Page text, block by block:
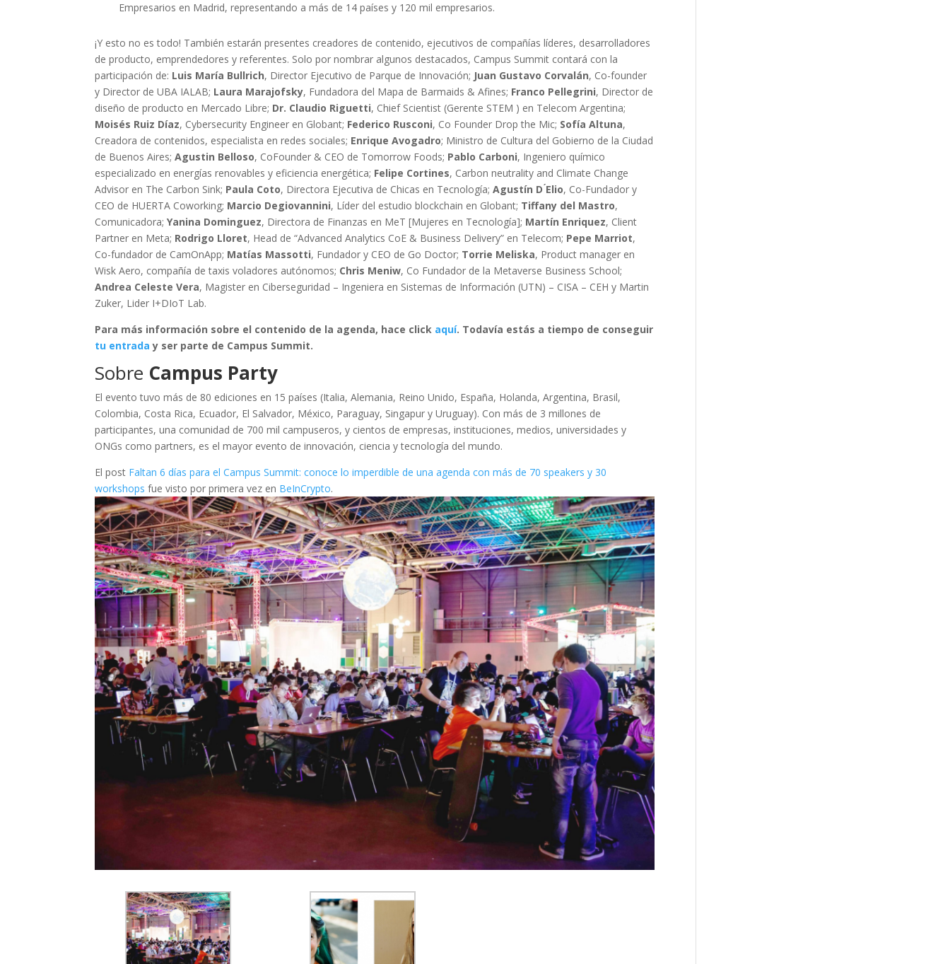
Empresarios en Madrid, representando a más de 14 países y 120 mil empresarios.
¡Y esto no es todo! También estarán presentes creadores de contenido, ejecutivos de compañías líderes, desarrolladores
de producto, emprendedores y referentes. Solo por nombrar algunos destacados, Campus Summit contará con la
participación de: Luis María Bullrich, Director Ejecutivo de Parque de Innovación; Juan Gustavo Corvalán, Co-founder
y Director de UBA IALAB; Laura Marajofsky, Fundadora del Mapa de Barmaids & Afines; Franco Pellegrini, Director de
diseño de producto en Mercado Libre; Dr. Claudio Riguetti, Chief Scientist (Gerente STEM ) en Telecom Argentina;
Moisés Ruiz Díaz, Cybersecurity Engineer en Globant; Federico Rusconi, Co Founder Drop the Mic; Sofía Altuna,
Creadora de contenidos, especialista en redes sociales; Enrique Avogadro; Ministro de Cultura del Gobierno de la Ciudad
de Buenos Aires;Agustin Belloso, CoFounder & CEO de Tomorrow Foods; Pablo Carboni, Ingeniero químico
especializado en energías renovables y eficiencia energética; Felipe Cortines, Carbon neutrality and Climate Change
Advisor en The Carbon Sink; Paula Coto, Directora Ejecutiva de Chicas en Tecnología;Agustín D ́Elio, Co-Fundador y
CEO de HUERTA Coworking; Marcio Degiovannini, Líder del estudio blockchain en Globant; Tiffany del Mastro,
Comunicadora;Yanina Dominguez, Directora de Finanzas en MeT [Mujeres en Tecnología]; Martín Enriquez, Client
Partner en Meta; Rodrigo Lloret, Head de “Advanced Analytics CoE & Business Delivery” en Telecom; Pepe Marriot,
Co-fundador de CamOnApp; Matías Massotti, Fundador y CEO de Go Doctor; Torrie Meliska, Product manager en
Wisk Aero, compañía de taxis voladores autónomos; Chris Meniw, Co Fundador de la Metaverse Business School;
Andrea Celeste Vera, Magister en Ciberseguridad – Ingeniera en Sistemas de Información (UTN) – CISA – CEH y Martin
Zuker, Lider I+DIoT Lab.
Para más información sobre el contenido de la agenda, hace click aquí. Todavía estás a tiempo de conseguir
tu entrada y ser parte de Campus Summit.
Sobre Campus Party
El evento tuvo más de 80 ediciones en 15 países (Italia, Alemania, Reino Unido, España, Holanda, Argentina, Brasil,
Colombia, Costa Rica, Ecuador, El Salvador, México, Paraguay, Singapur y Uruguay). Con más de 3 millones de
participantes, una comunidad de 700 mil campuseros, y cientos de empresas, instituciones, medios, universidades y
ONGs como partners, es el mayor evento de innovación, ciencia y tecnología del mundo.
El post Faltan 6 días para el Campus Summit: conoce lo imperdible de una agenda con más de 70 speakers y 30
workshops fue visto por primera vez en BeInCrypto.